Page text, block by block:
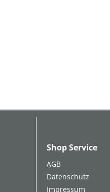
Shop Service
AGB
Datenschutz
Impressum